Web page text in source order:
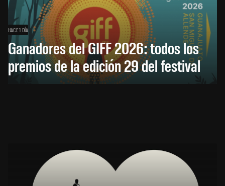
HACE 1 DÍA
Ganadores del GIFF 2026: todos los
premios de la edición 29 del festival